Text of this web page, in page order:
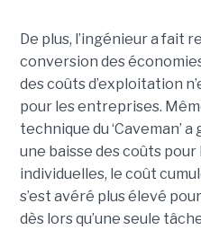
De plus, l’ingénieur a fait
conversion des
des coûts d’exploitation
pour les entreprises.
technique du ‘Caveman’
une baisse des coûts
individuelles, le coût
s’est avéré plus élevé
dès lors qu’une seule